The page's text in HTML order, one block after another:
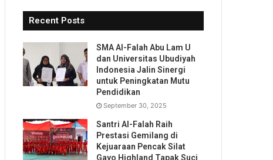
Recent Posts
SMA Al-Falah Abu Lam U
dan Universitas Ubudiyah
Indonesia Jalin Sinergi
untuk Peningkatan Mutu
Pendidikan
September 30, 2025
Santri Al-Falah Raih
Prestasi Gemilang di
Kejuaraan Pencak Silat
Gayo Highland Tapak Suci